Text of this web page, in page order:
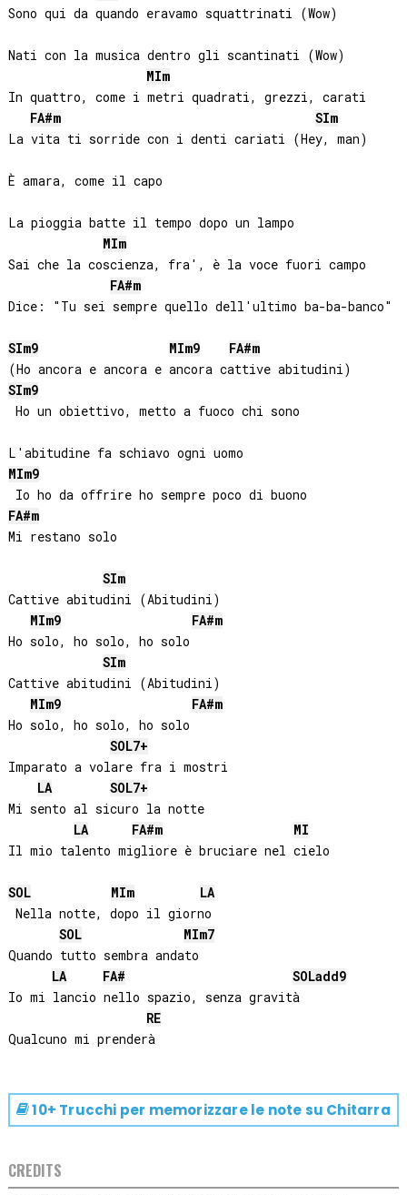
Sono qui da quando eravamo squattrinati (Wow)
Nati con la musica dentro gli scantinati (Wow)
MIm
In quattro, come i metri quadrati, grezzi, carati
FA#m SIm
La vita ti sorride con i denti cariati (Hey, man)
È amara, come il capo
La pioggia batte il tempo dopo un lampo
MIm
Sai che la coscienza, fra', è la voce fuori campo
FA#m
Dice: "Tu sei sempre quello dell'ultimo ba-ba-banco"
SIm9 MIm9 FA#m
SIm9
Ho un obiettivo, metto a fuoco chi sono
MIm9
FA#m
Mi restano solo
SIm
Cattive abitudini (Abitudini)
MIm9 FA#m
Ho solo, ho solo, ho solo
SIm
Cattive abitudini (Abitudini)
MIm9 FA#m
Ho solo, ho solo, ho solo
SOL7+
Imparato a volare fra i mostri
LA
SOL7+
Mi sento al sicuro la notte
LA
FA#m
MI
Il mio talento migliore è bruciare nel cielo
SOL MIm
LA
Nella notte, dopo il giorno
SOL
MIm7
Quando tutto sembra andato
LA
FA# SOLadd9
Io mi lancio nello spazio, senza gravità
RE
Qualcuno mi prenderà
10+ Trucchi per memorizzare le note su Chitarra
CREDITS